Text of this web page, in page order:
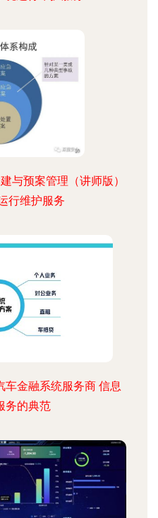
与预案管理（讲师版）
行维护服务
车金融系统服务商 信息
务的典范